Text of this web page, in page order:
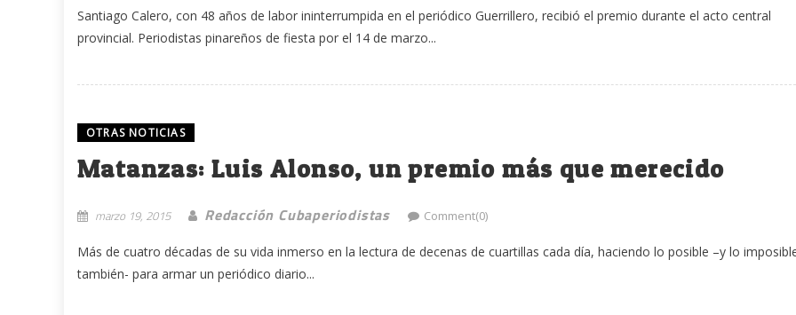
Santiago Calero, con 48 años de labor ininterrumpida en el periódico Guerrillero, recibió el premio durante el acto central
provincial. Periodistas pinareños de fiesta por el 14 de marzo...
OTRAS NOTICIAS
Matanzas: Luis Alonso, un premio más que merecido
marzo 19, 2015 Redacción Cubaperiodistas Comment(0)
Más de cuatro décadas de su vida inmerso en la lectura de decenas de cuartillas cada día, haciendo lo posible –y lo
también- para armar un periódico diario...